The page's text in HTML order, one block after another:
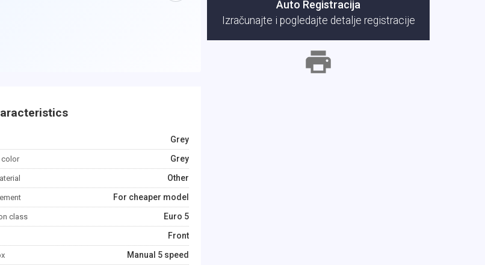
Grey
color Grey
Other
For cheaper model
class Euro 5
Front
Manual 5 speed
Auto Registracija
Izračunajte i pogledajte detalje registracije